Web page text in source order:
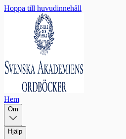
Hoppa till huvudinnehåll
Hem
Om
Hjälp